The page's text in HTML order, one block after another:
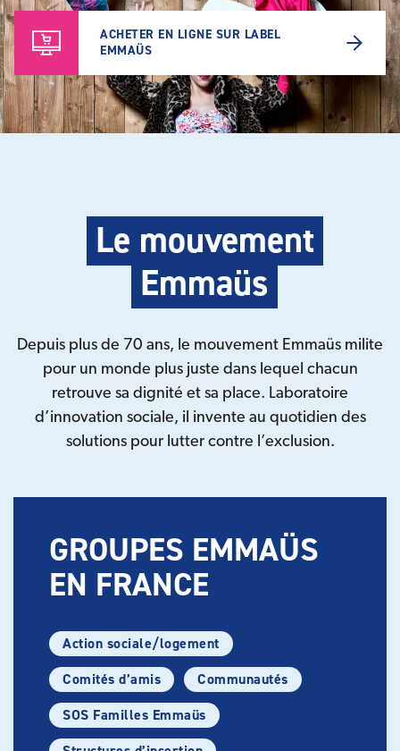
ACHETER EN LIGNE SUR LABEL
EMMAÜS
Le mouvement
Emmaüs
Depuis plus de 70 ans, le mouvement Emmaüs milite
pour un monde plus juste dans lequel chacun
retrouve sa dignité et sa place. Laboratoire
d’innovation sociale, il invente au quotidien des
solutions pour lutter contre l’exclusion.
GROUPES EMMAÜS
EN FRANCE
Action sociale/logement
Comités d’amis
Communautés
SOS Familles Emmaüs